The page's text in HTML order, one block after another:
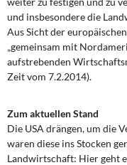
und insbesondere die
Aus Sicht der
„gemeinsam mit
aufstrebenden
Zeit vom 7.2.2014).
Zum aktuellen Stand
Die USA drängen, um die
waren diese ins Stocken
Landwirtschaft: Hier geht